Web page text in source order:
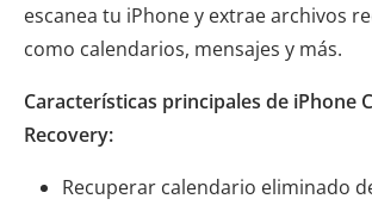
escanea tu iPhone y extrae archivos
como calendarios, mensajes y más.
Características principales de iPhone
Recovery:
Recuperar calendario eliminado